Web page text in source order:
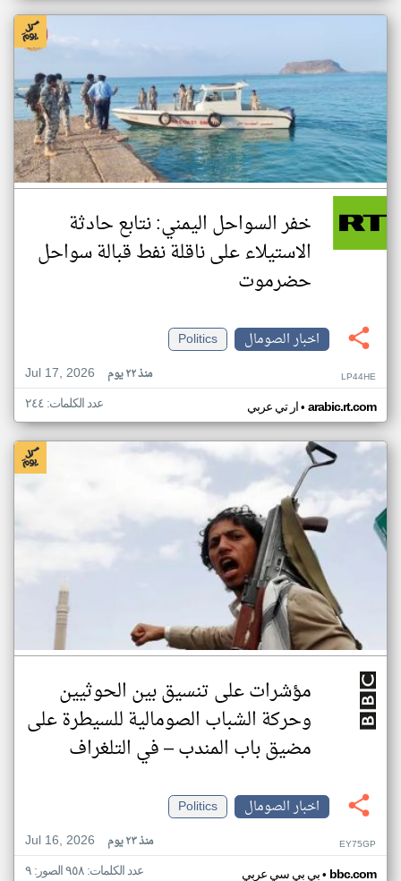
خفر السواحل اليمني: نتابع حادثة
الاستيلاء على ناقلة نفط قبالة سواحل
حضرموت
اخبار الصومال
Politics
Jul 17, 2026
منذ ٢٢ يوم LP44HE
ار تي عربي• arabic.rt.com عدد الكلمات: ٢٤٤
مؤشرات على تنسيق بين الحوثيين
وحركة الشباب الصومالية للسيطرة على
مضيق باب المندب – في التلغراف
اخبار الصومال
Politics
Jul 16, 2026
منذ ٢٣ يوم EY75GP
بي بي سي عربي• bbc.com عدد الكلمات: ٩٥٨ الصور: ٩